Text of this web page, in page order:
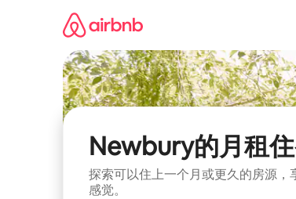
Newbury的月租
探索可以住上一个月或更久的房源，
感觉。